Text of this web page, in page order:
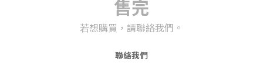
售完
若想購買，請聯絡我們。
聯絡我們